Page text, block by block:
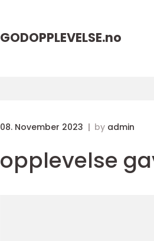
GODOPPLEVELSE.no
08. November 2023 by admin
opplevelse